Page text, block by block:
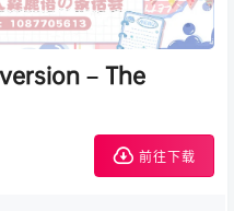
– The
前往下载